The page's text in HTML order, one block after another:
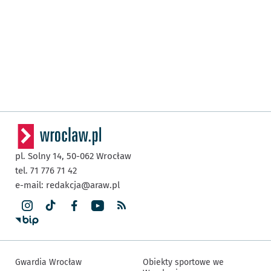
pl. Solny 14, 50-062 Wrocław
tel. 71 776 71 42
e-mail: redakcja@araw.pl
Gwardia Wrocław
Obiekty sportowe we